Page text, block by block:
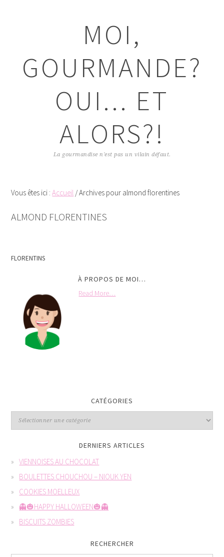
principale
MOI,
GOURMANDE?
OUI... ET
ALORS?!
La gourmandise n'est pas un vilain défaut.
Vous êtes ici :Accueil /Archives pour almond florentines
ALMOND FLORENTINES
FLORENTINS
À PROPOS DE MOI…
Read More…
CATÉGORIES
DERNIERS ARTICLES
VIENNOISES AU CHOCOLAT
BOULETTES CHOUCHOU – NIOUK YEN
COOKIES MOELLEUX
👻🎃HAPPY HALLOWEEN🎃👻
BISCUITS ZOMBIES
RECHERCHER